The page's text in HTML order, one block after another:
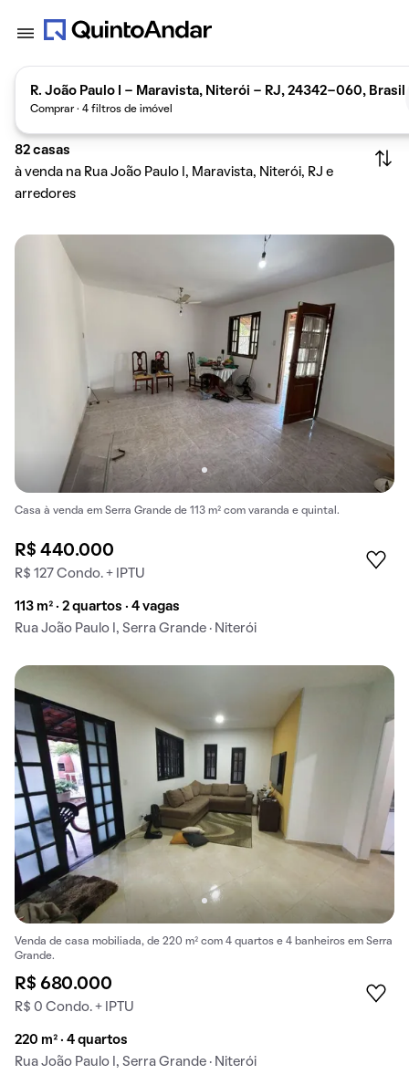
R. João Paulo I - Maravista, Niterói - RJ, 24342-060, Brasil
Comprar · 4 filtros de imóvel
82 casas
à venda na Rua João Paulo I, Maravista, Niterói, RJ e
arredores
Casa à venda em Serra Grande de 113 m² com varanda e quintal.
R$ 440.000
R$ 127 Condo. + IPTU
113 m² · 2 quartos · 4 vagas
Rua João Paulo I, Serra Grande · Niterói
Venda de casa mobiliada, de 220 m² com 4 quartos e 4 banheiros em Serra
Grande.
R$ 680.000
R$ 0 Condo. + IPTU
220 m² · 4 quartos
Rua João Paulo I, Serra Grande · Niterói